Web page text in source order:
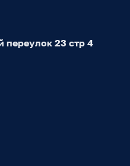
переулок 23 стр 4